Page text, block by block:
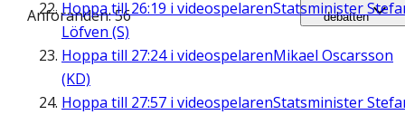
Hoppa till26:19 i videospelarenStatsminister
Löfven (S)
Hoppa till 27:24i videospelarenMikael Oscarsson
(KD)
Hoppa till 27:57 i videospelarenStatsminister
Anföranden: 56
debatten